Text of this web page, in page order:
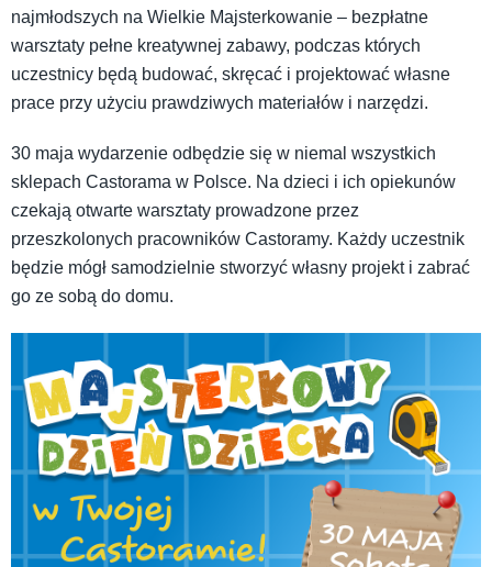
najmłodszych na Wielkie Majsterkowanie – bezpłatne
warsztaty pełne kreatywnej zabawy, podczas których
uczestnicy będą budować, skręcać i projektować własne
prace przy użyciu prawdziwych materiałów i narzędzi.
30 maja wydarzenie odbędzie się w niemal wszystkich
sklepach Castorama w Polsce. Na dzieci i ich opiekunów
czekają otwarte warsztaty prowadzone przez
przeszkolonych pracowników Castoramy. Każdy uczestnik
będzie mógł samodzielnie stworzyć własny projekt i zabrać
go ze sobą do domu.